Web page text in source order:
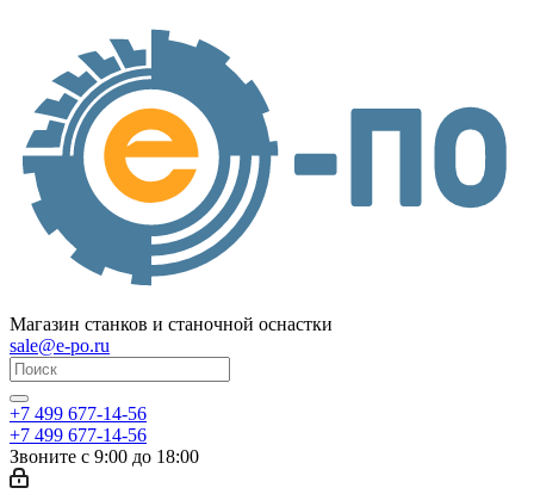
Магазин станков и станочной оснастки
sale@e-po.ru
+7 499 677-14-56
+7 499 677-14-56
Звоните с 9:00 до 18:00